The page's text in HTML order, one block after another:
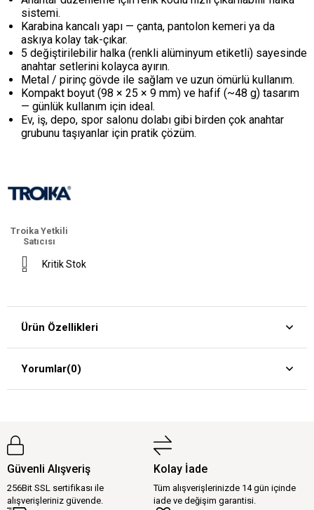
sistemi.
Karabina kancalı yapı — çanta, pantolon kemeri ya da
askıya kolay tak-çıkar.
5 değiştirilebilir halka (renkli alüminyum etiketli) sayesinde
anahtar setlerini kolayca ayırın.
Metal / pirinç gövde ile sağlam ve uzun ömürlü kullanım.
Kompakt boyut (98 × 25 × 9 mm) ve hafif (~48 g) tasarım
— günlük kullanım için ideal.
Ev, iş, depo, spor salonu dolabı gibi birden çok anahtar
grubunu taşıyanlar için pratik çözüm.
Troika Yetkili
Satıcısı
Kritik Stok
Ürün Özellikleri
Yorumlar(0)
Güvenli Alışveriş
256Bit SSL sertifikası ile
alışverişleriniz güvende.
Kolay İade
Tüm alışverişlerinizde 14 gün içinde
iade ve değişim garantisi.